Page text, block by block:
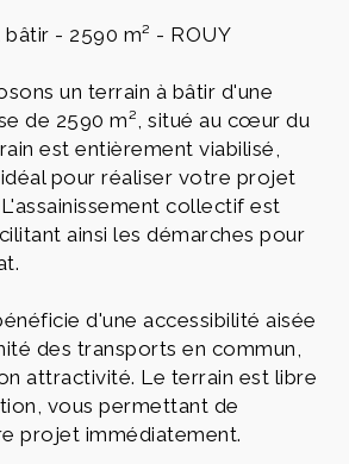
- 2590 m² - ROUY
un terrain à bâtir d'une
de 2590 m², situé au cœur du
est entièrement viabilisé,
pour réaliser votre projet
collectif est
ainsi les démarches pour
d'une accessibilité aisée
des transports en commun,
attractivité. Le terrain est libre
vous permettant de
projet immédiatement.